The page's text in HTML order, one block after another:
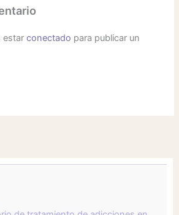
estarconectado para publicar un